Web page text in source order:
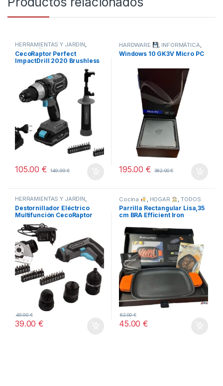
HERRAMIENTAS Y JARDÍN,
HOGAR
,
STORE CECOTEC -
DISTRIBUIDOR OFICIAL
TODOS
CecoRaptor Perfect
ImpactDrill 2020 Brushless
105.00€ 149.99€
HARDWARE , INFORMÁTICA,
TODOS
Windows 10 GK3V Micro PC
195.00€ 382.00€
HERRAMIENTAS Y JARDÍN,
STORE CECOTEC -
DISTRIBUIDOR OFICIAL
,
TODOS
Destornillador Eléctrico
Multifunción CecoRaptor
Perfect MultiWork 360 Ultra
39.00€
49.90€
Cocina , HOGAR ,TODOS
Parrilla Rectangular Lisa,35
cm BRA Efficient Iron
45.00€
62.00€